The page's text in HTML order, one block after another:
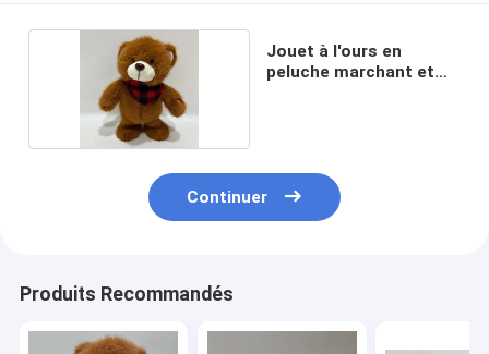
Jouet à l'ours en
peluche marchant et
Continuer
Produits Recommandés